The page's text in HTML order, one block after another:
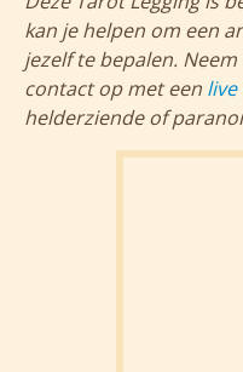
kan je helpen om een
jezelf te bepalen.
contact op met een
helderziende of